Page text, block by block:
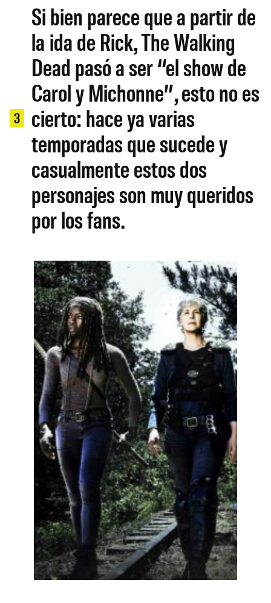
3
Si bien parece que a partir de
la ida de Rick, The Walking
Dead pasó a ser “el show de
Carol y Michonne”, esto no es
cierto: hace ya varias
temporadas que sucede y
casualmente estos dos
personajes son muy queridos
por los fans.